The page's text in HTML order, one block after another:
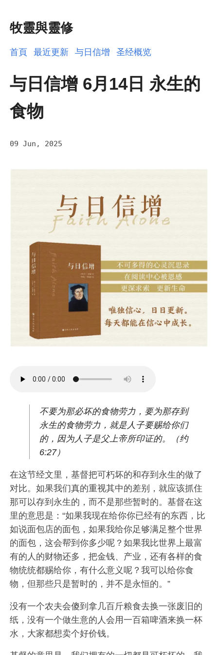
牧靈與靈修
首頁 最近更新 与日信增 圣经概览
与日信增 6月14日 永生的
食物
09 Jun, 2025
不要为那必坏的食物劳力，要为那存到
永生的食物劳力，就是人子要赐给你们
的，因为人子是父上帝所印证的。（约
6:27）
在这节经文里，基督把可朽坏的和存到永生的做了
对比。如果我们真的重视其中的差别，就应该抓住
那可以存到永生的，而不是那些暂时的。基督在这
里的意思是：“如果我现在给你你已经有的东西，比
如说面包店的面包，如果我给你足够满足整个世界
的面包，这会帮到你多少呢？如果我比世界上最富
有的人的财物还多，把金钱、产业，还有各样的食
物统统都赐给你，有什么意义呢？我可以给你食
物，但那些只是暂时的，并不是永恒的。”
没有一个农夫会傻到拿几百斤粮食去换一张废旧的
纸，没有一个做生意的人会用一百箱啤酒来换一杯
水，大家都想卖个好价钱。